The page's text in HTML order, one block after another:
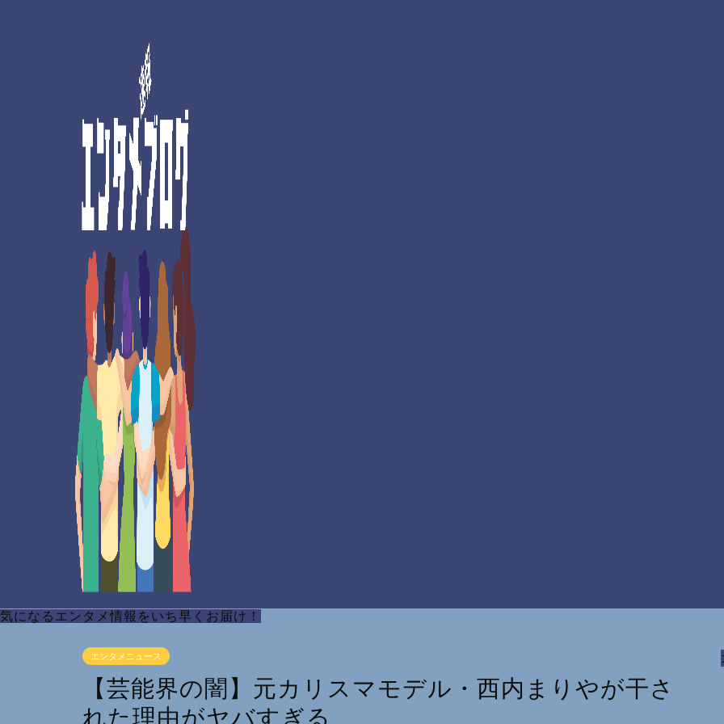
気になるエンタメ情報をいち早くお届け！
エンタメニュース
【芸能界の闇】元カリスマモデル・西内まりやが干さ
れた理由がヤバすぎる